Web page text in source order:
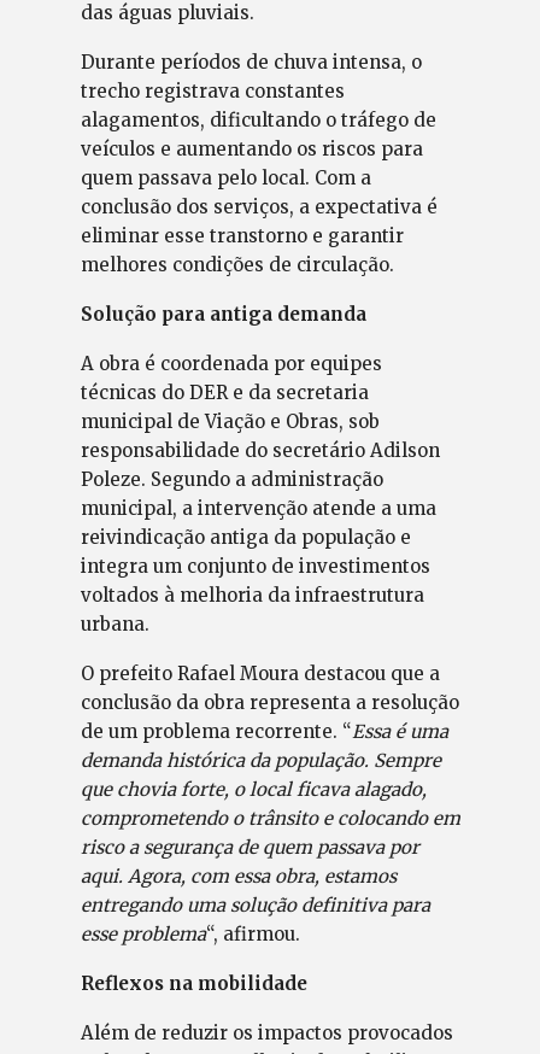
das águas pluviais.
Durante períodos de chuva intensa, o
trecho registrava constantes
alagamentos, dificultando o tráfego de
veículos e aumentando os riscos para
quem passava pelo local. Com a
conclusão dos serviços, a expectativa é
eliminar esse transtorno e garantir
melhores condições de circulação.
Solução para antiga demanda
A obra é coordenada por equipes
técnicas do DER e da secretaria
municipal de Viação e Obras, sob
responsabilidade do secretário Adilson
Poleze. Segundo a administração
municipal, a intervenção atende a uma
reivindicação antiga da população e
integra um conjunto de investimentos
voltados à melhoria da infraestrutura
urbana.
O prefeito Rafael Moura destacou que a
conclusão da obra representa a resolução
de um problema recorrente. “Essa é uma
demanda histórica da população. Sempre
que chovia forte, o local ficava alagado,
comprometendo o trânsito e colocando em
risco a segurança de quem passava por
aqui. Agora, com essa obra, estamos
entregando uma solução definitiva para
esse problema“, afirmou.
Reflexos na mobilidade
Além de reduzir os impactos provocados